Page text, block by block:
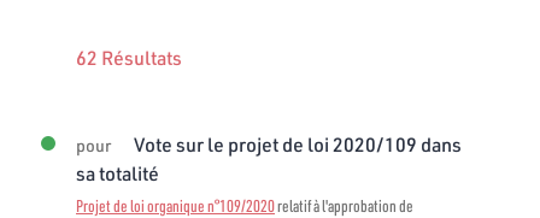
62 Résultats
pour
Vote sur le projet de loi 2020/109 dans
sa totalité
Projet de loi organique n°109/2020relatif à l'approbation de